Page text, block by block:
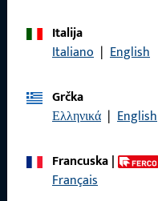
Italija
Italiano | English
Grčka
Ελληνικά | English
Francuska|
Français